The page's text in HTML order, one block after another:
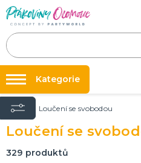
Půjčovna kostýmů
Párty výzdoba na klíč
Nafukování balónků
Kategorie
VÝZDOBA NA PÁRTY
Narozeninové oslavy
Balónky latexové
Úvod Loučení se svobodou
Loučení se
329 produktů